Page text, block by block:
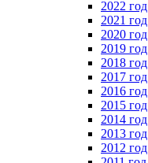
2022 год
2021 год
2020 год
2019 год
2018 год
2017 год
2016 год
2015 год
2014 год
2013 год
2012 год